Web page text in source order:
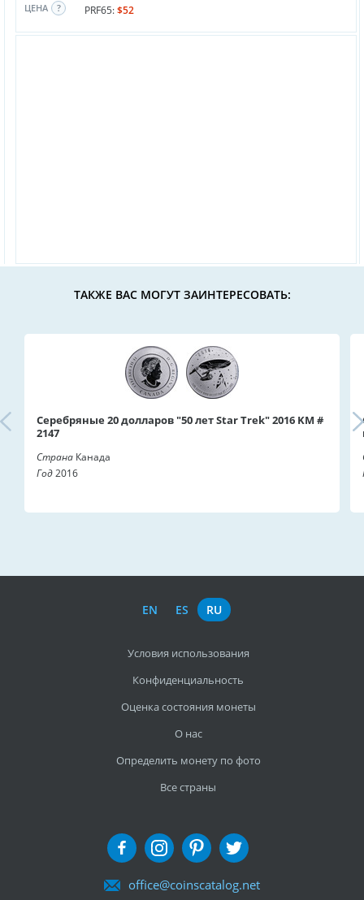
ЦЕНА PRF65:$52
ТАКЖЕ ВАС МОГУТ ЗАИНТЕРЕСОВАТЬ:
Серебряные 20 долларов "50 лет Star Trek" 2016 KM #
2147
Страна Канада
Год2016
EN ES RU
Условия использования
Конфиденциальность
Оценка состояния монеты
О нас
Определить монету по фото
Все страны
office@coinscatalog.net